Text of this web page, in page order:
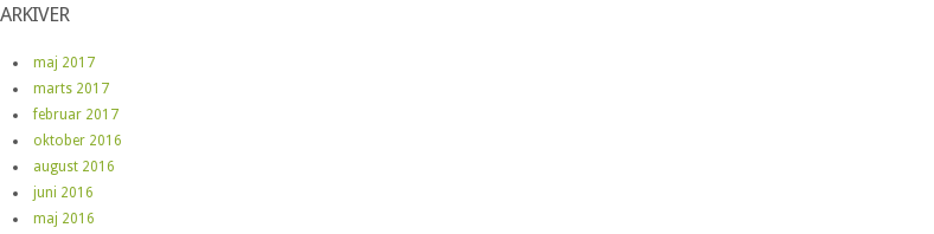
ARKIVER
maj 2017
marts 2017
februar 2017
oktober 2016
august 2016
juni 2016
maj 2016